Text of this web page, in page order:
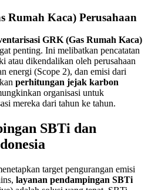
Rumah Kaca) Perusahaan
GRK (Gas Rumah Kaca)
penting. Ini melibatkan pencatatan
atau dikendalikan oleh perusahaan
energi (Scope 2), dan emisi dari
perhitungan jejak karbon
organisasi untuk
mereka dari tahun ke tahun.
SBTi dan
target pengurangan emisi
layanan pendampingan SBTi